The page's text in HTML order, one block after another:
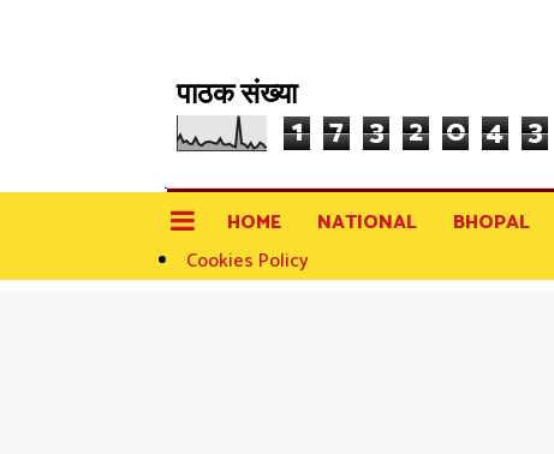
पाठक संख्या
1 7 3 2 0 4 3
HOME NATIONAL BHOPAL
Cookies Policy